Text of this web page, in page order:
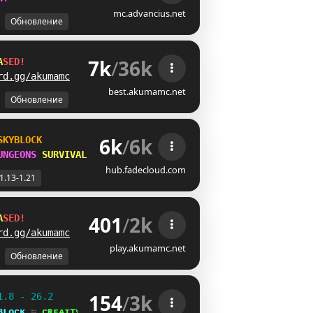
mc.advancius.net
Обновление
SED!
akumamc 7k/36k
best.akumamc.net
Обновление
SURVIVAL 6k/6k
hub.fadecloud.com
1.13-1.21
SED!
akumamc 401/2k
play.akumamc.net
Обновление
- 26.2
154/3k